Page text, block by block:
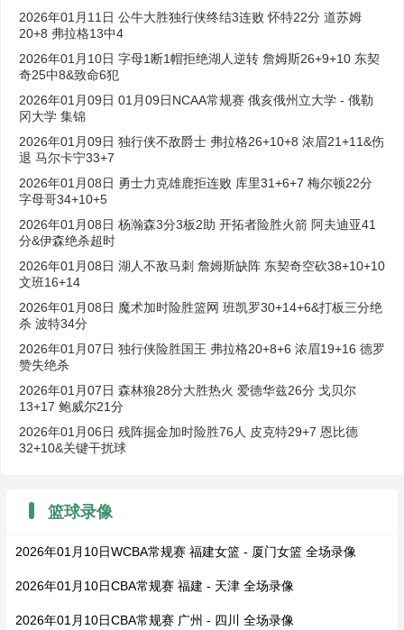
2026年01月11日 公牛大胜独行侠终结3连败 怀特22分 道苏姆
20+8 弗拉格13中4
2026年01月10日 字母1断1帽拒绝湖人逆转 詹姆斯26+9+10 东契
奇25中8&致命6犯
2026年01月09日 01月09日NCAA常规赛 俄亥俄州立大学 - 俄勒
冈大学 集锦
2026年01月09日 独行侠不敌爵士 弗拉格26+10+8 浓眉21+11&伤
退 马尔卡宁33+7
2026年01月08日 勇士力克雄鹿拒连败 库里31+6+7 梅尔顿22分
字母哥34+10+5
2026年01月08日 杨瀚森3分3板2助 开拓者险胜火箭 阿夫迪亚41
分&伊森绝杀超时
2026年01月08日 湖人不敌马刺 詹姆斯缺阵 东契奇空砍38+10+10
文班16+14
2026年01月08日 魔术加时险胜篮网 班凯罗30+14+6&打板三分绝
杀 波特34分
2026年01月07日 独行侠险胜国王 弗拉格20+8+6 浓眉19+16 德罗
赞失绝杀
2026年01月07日 森林狼28分大胜热火 爱德华兹26分 戈贝尔
13+17 鲍威尔21分
2026年01月06日 残阵掘金加时险胜76人 皮克特29+7 恩比德
32+10&关键干扰球
篮球录像
2026年01月10日WCBA常规赛 福建女篮 - 厦门女篮 全场录像
2026年01月10日CBA常规赛 福建 - 天津 全场录像
2026年01月10日CBA常规赛 广州 - 四川 全场录像